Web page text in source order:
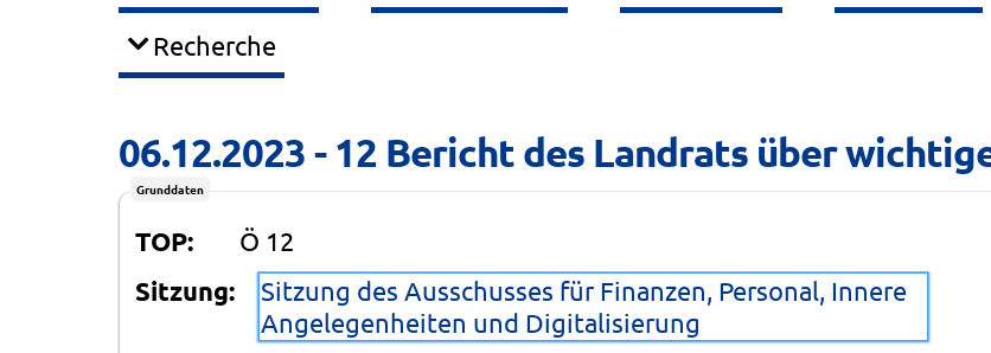
Recherche
06.12.2023 - 12 Bericht des Landrats über
Grunddaten
TOP: Ö 12
Sitzung:
Sitzung des Ausschusses für Finanzen, Personal, Innere
Angelegenheiten und Digitalisierung